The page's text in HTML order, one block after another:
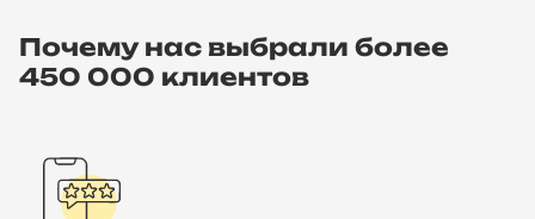
Почему нас выбрали более
450 000 клиентов